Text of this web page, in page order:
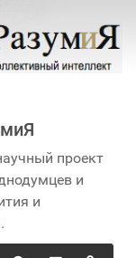
проект
и
и